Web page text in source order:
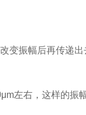
振幅后再传递出
右，这样的振